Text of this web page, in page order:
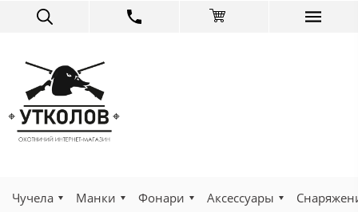
Чучела Манки Фонари Аксессуары